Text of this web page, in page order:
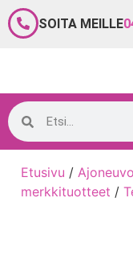
SOITA MEILLE
Etusivu /
merkkituotteet /